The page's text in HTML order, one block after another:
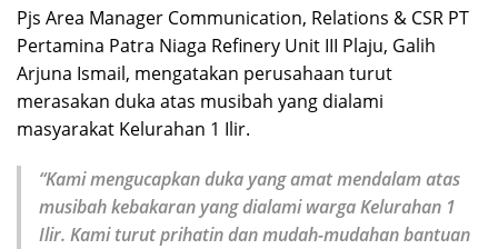
Pjs Area Manager Communication, Relations & CSR PT
Pertamina Patra Niaga Refinery Unit III Plaju, Galih
Arjuna Ismail, mengatakan perusahaan turut
merasakan duka atas musibah yang dialami
masyarakat Kelurahan 1 Ilir.
“Kami mengucapkan duka yang amat mendalam atas
musibah kebakaran yang dialami warga Kelurahan 1
Ilir. Kami turut prihatin dan mudah-mudahan bantuan